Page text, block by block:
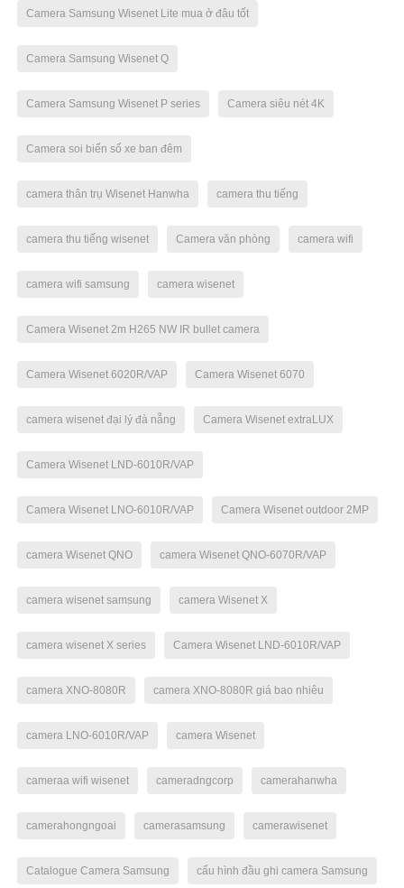
Camera Samsung Wisenet Lite mua ở đâu tốt
Camera Samsung Wisenet Q
Camera Samsung Wisenet P series Camera siêu nét 4K
Camera soi biển số xe ban đêm
camera thân trụ Wisenet Hanwha camera thu tiếng
camera thu tiếng wisenet Camera văn phòng camera wifi
camera wifi samsung camera wisenet
Camera Wisenet 2m H265 NW IR bullet camera
Camera Wisenet 6020R/VAP Camera Wisenet 6070
camera wisenet đại lý đà nẵng Camera Wisenet extraLUX
Camera Wisenet LND-6010R/VAP
Camera Wisenet LNO-6010R/VAP Camera Wisenet outdoor 2MP
camera Wisenet QNO camera Wisenet QNO-6070R/VAP
camera wisenet samsung camera Wisenet X
camera wisenet X series Camera Wisenet LND-6010R/VAP
camera XNO-8080R camera XNO-8080R giá bao nhiêu
camera LNO-6010R/VAP camera Wisenet
cameraa wifi wisenet cameradngcorp camerahanwha
camerahongngoai camerasamsung camerawisenet
Catalogue Camera Samsung cấu hình đầu ghi camera Samsung